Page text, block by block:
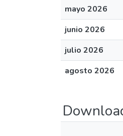
mayo 2026
junio 2026
julio 2026
agosto 2026